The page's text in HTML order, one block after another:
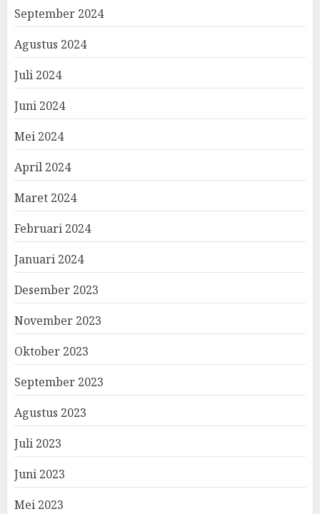
September 2024
Agustus 2024
Juli 2024
Juni 2024
Mei 2024
April 2024
Maret 2024
Februari 2024
Januari 2024
Desember 2023
November 2023
Oktober 2023
September 2023
Agustus 2023
Juli 2023
Juni 2023
Mei 2023